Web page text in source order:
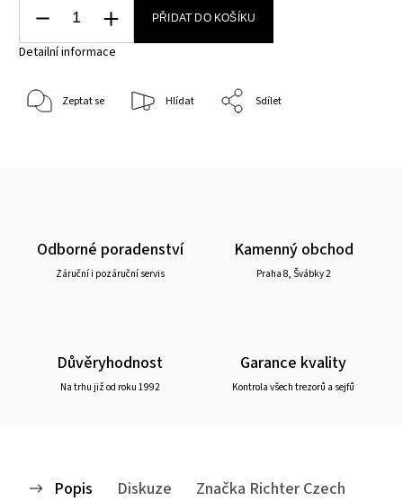
PŘIDAT DO KOŠÍKU
Detailní informace
Zeptat se Hlídat Sdílet
Odborné poradenství
Záruční i pozáruční servis
Kamenný obchod
Praha 8, Švábky 2
Důvěryhodnost
Na trhu již od roku 1992
Garance kvality
Kontrola všech trezorů a sejfů
Popis Diskuze Značka Richter Czech